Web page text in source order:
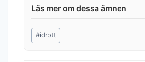
Post
Tags:
#idrott